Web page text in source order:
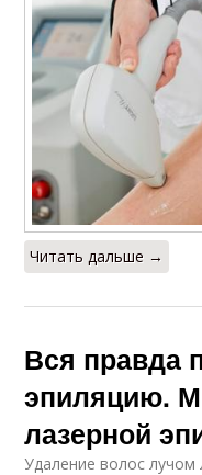
Читать дальше →
Вся правда
эпиляцию.
лазерной
Удаление волос